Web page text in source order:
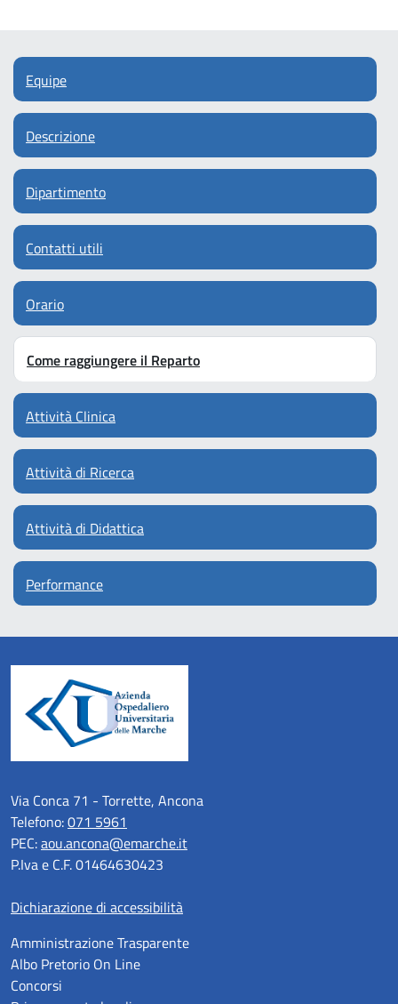
Equipe
Descrizione
Dipartimento
Contatti utili
Orario
Come raggiungere il Reparto
Attività Clinica
Attività di Ricerca
Attività di Didattica
Performance
Via Conca 71 - Torrette, Ancona
Telefono:071 5961
PEC:aou.ancona@emarche.it
P.Iva e C.F. 01464630423
Dichiarazione di accessibilità
Amministrazione Trasparente
Albo Pretorio On Line
Concorsi